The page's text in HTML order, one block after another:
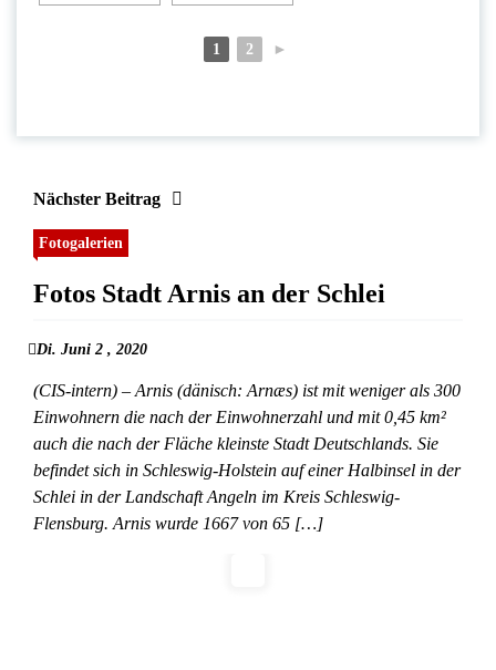
1 2 ►
Nächster Beitrag
Fotogalerien
Fotos Stadt Arnis an der Schlei
Di. Juni 2 , 2020
(CIS-intern) – Arnis (dänisch: Arnæs) ist mit weniger als 300
Einwohnern die nach der Einwohnerzahl und mit 0,45 km²
auch die nach der Fläche kleinste Stadt Deutschlands. Sie
befindet sich in Schleswig-Holstein auf einer Halbinsel in der
Schlei in der Landschaft Angeln im Kreis Schleswig-
Flensburg. Arnis wurde 1667 von 65 […]